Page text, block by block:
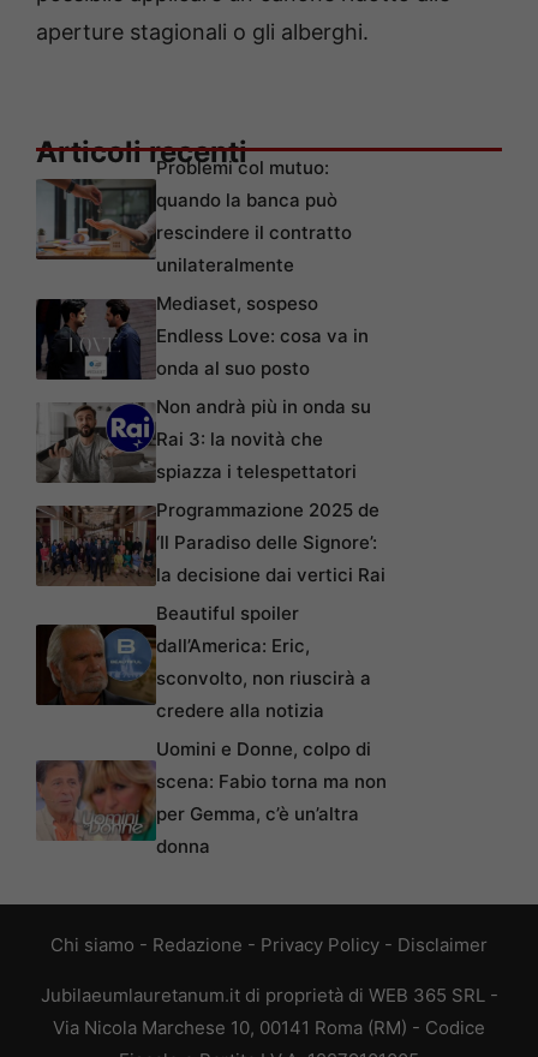
aperture stagionali o gli alberghi.
Articoli recenti
Problemi col mutuo:
quando la banca può
rescindere il contratto
unilateralmente
Mediaset, sospeso
Endless Love: cosa va in
onda al suo posto
Non andrà più in onda su
Rai 3: la novità che
spiazza i telespettatori
Programmazione 2025 de
‘Il Paradiso delle Signore’:
la decisione dai vertici Rai
Beautiful spoiler
dall’America: Eric,
sconvolto, non riuscirà a
credere alla notizia
Uomini e Donne, colpo di
scena: Fabio torna ma non
per Gemma, c’è un’altra
donna
Chi siamo - Redazione - Privacy Policy - Disclaimer
Jubilaeumlauretanum.it di proprietà di WEB 365 SRL -
Via Nicola Marchese 10, 00141 Roma (RM) - Codice